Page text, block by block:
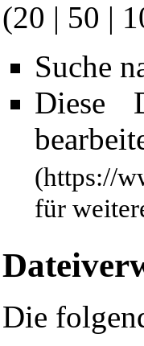
(20 | 50 |
Suche
Diese
für
Die